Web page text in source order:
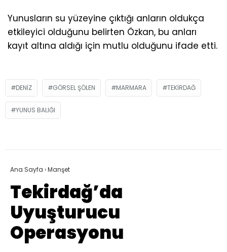
Yunusların su yüzeyine çıktığı anların oldukça
etkileyici olduğunu belirten Özkan, bu anları
kayıt altına aldığı için mutlu olduğunu ifade etti.
DENIZ GÖRSEL ŞÖLEN MARMARA TEKIRDAĞ
YUNUS BALIĞI
Ana Sayfa ›Manşet
Tekirdağ’da
Uyuşturucu
Operasyonu